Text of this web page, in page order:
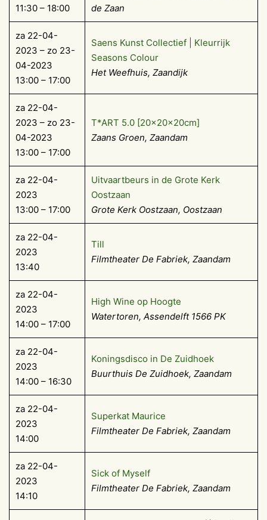
11:30 – 18:00
de Zaan
za 22-04-
2023 – zo 23-
04-2023
13:00 – 17:00
Saens Kunst Collectief | Kleurrijk
Seasons Colour
Het Weefhuis, Zaandijk
za 22-04-
2023 – zo 23-
04-2023
13:00 – 17:00
T*ART 5.0 [20x20x20cm]
Zaans Groen, Zaandam
za 22-04-
2023
13:00 – 17:00
Uitvaartbeurs in de Grote Kerk
Oostzaan
Grote Kerk Oostzaan, Oostzaan
za 22-04-
2023
13:40
Till
Filmtheater De Fabriek, Zaandam
za 22-04-
2023
14:00 – 17:00
High Wine op Hoogte
Watertoren, Assendelft 1566 PK
za 22-04-
2023
14:00 – 16:30
Koningsdisco in De Zuidhoek
Buurthuis De Zuidhoek, Zaandam
za 22-04-
2023
14:00
Superkat Maurice
Filmtheater De Fabriek, Zaandam
za 22-04-
2023
14:10
Sick of Myself
Filmtheater De Fabriek, Zaandam